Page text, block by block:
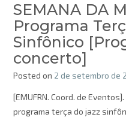
SEMANA DA
Programa
Sinfônico
concerto]
Posted on 2 de setembro de
[EMUFRN. Coord. de
programa terça do jazz